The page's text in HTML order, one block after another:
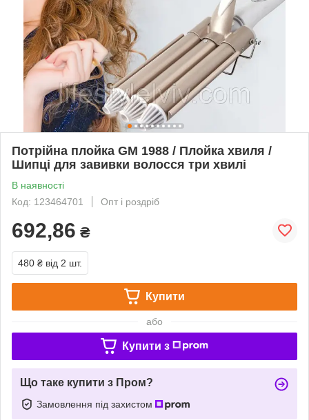
Потрійна плойка GM 1988 / Плойка хвиля /
Шипці для завивки волосся три хвилі
В наявності
Код: 123464701
Опт і роздріб
692,86 ₴
480 ₴ від 2 шт.
Купити
або
Купити з
Що таке купити з Пром?
Замовлення під захистом